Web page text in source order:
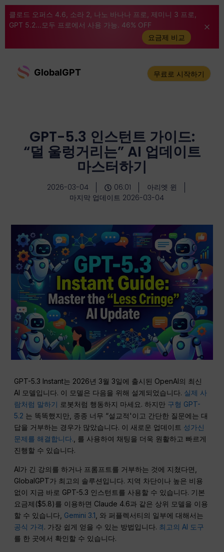
클로드 오퍼스 4.6, 소라 2, 나노 바나나 프로, 제미니 3 프로,
GPT 5.2...모두 프로에서 사용 가능. 46% OFF
요금제 비교
GlobalGPT 무료로 시작하기
GPT-5.3 인스턴트 가이드:
“덜 울렁거리는” AI 업데이트
마스터하기
2026-03-04 06:01
아리엣 윈
마지막 업데이트 2026-03-04
GPT-5.3 Instant는 2026년 3월 3일에 출시된 OpenAI의 최신
AI 모델입니다. 이 모델은 다음을 위해 설계되었습니다. 실제 사
람처럼 말하기 로봇처럼 행동하지 마세요. 하지만 구형 GPT-
5.2 는 똑똑했지만, 종종 너무 “설교적'이고 간단한 질문에는 대
답을 거부하는 경우가 많았습니다. 이 새로운 업데이트 성가신
문제를 해결합니다. , 를 사용하여 채팅을 더욱 원활하고 빠르게
진행할 수 있습니다.
AI가 긴 강의를 하거나 프롬프트를 거부하는 것에 지쳤다면,
GlobalGPT가 최고의 솔루션입니다. 지역 차단이나 높은 비용
없이 지금 바로 GPT-5.3 인스턴트를 사용할 수 있습니다. 기본
요금제($5.8)를 이용하면 Claude 4.6과 같은 상위 모델을 이용
할 수 있습니다, Gemini 3.1 , 와 퍼플렉서티의 일부에 대해서는
공식 가격. 가장 쉽게 얻을 수 있는 방법입니다. 최고의 AI 도구
를 한 곳에서 확인할 수 있습니다.